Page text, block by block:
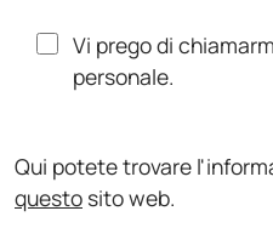
Vi prego di
personale.
Qui potete trovare
questo sito web.